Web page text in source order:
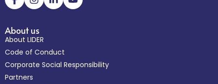
About us
About LIDER
Code of Conduct
Corporate Social Responsibility
Partners